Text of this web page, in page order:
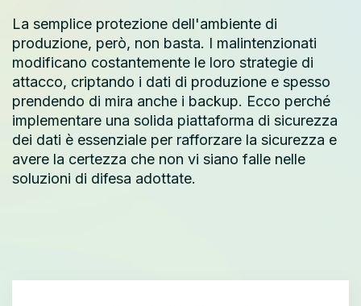
La semplice protezione dell'ambiente di
produzione, però, non basta. I malintenzionati
modificano costantemente le loro strategie di
attacco, criptando i dati di produzione e spesso
prendendo di mira anche i backup. Ecco perché
implementare una solida piattaforma di sicurezza
dei dati è essenziale per rafforzare la sicurezza e
avere la certezza che non vi siano falle nelle
soluzioni di difesa adottate.